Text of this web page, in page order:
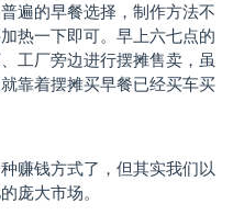
遍的早餐选择，制作方法不
热一下即可。早上六七点的
工厂旁边进行摆摊售卖，虽
靠着摆摊买早餐已经买车买
赚钱方式了，但其实我们以
庞大市场。